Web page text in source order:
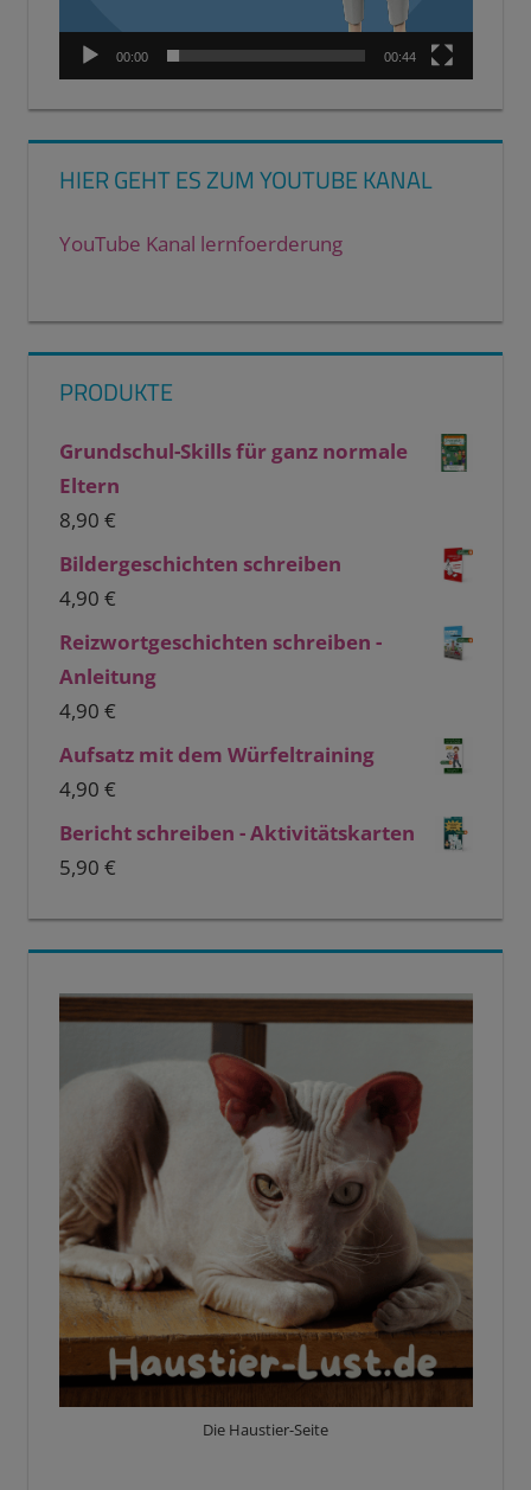
00:00 00:44
HIER GEHT ES ZUM YOUTUBE KANAL
YouTube Kanal lernfoerderung
PRODUKTE
Grundschul-Skills für ganz normale
Eltern
8,90 €
Bildergeschichten schreiben
4,90 €
Reizwortgeschichten schreiben -
Anleitung
4,90 €
Aufsatz mit dem Würfeltraining
4,90 €
Bericht schreiben - Aktivitätskarten
5,90 €
Die Haustier-Seite